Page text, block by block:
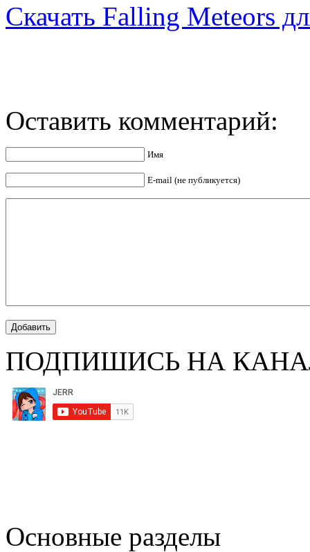
Скачать Falling Meteors
Оставить комментарий:
Имя
E-mail (не публикуется)
ПОДПИШИСЬ НА
Основные разделы